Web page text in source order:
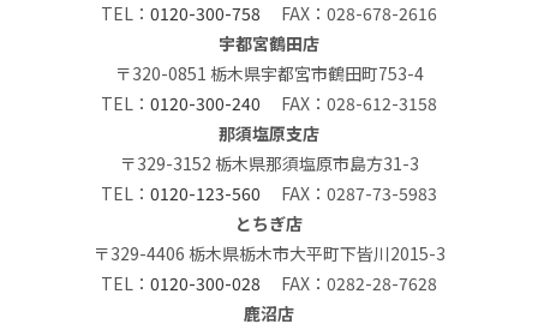
TEL： 0120-300-758 FAX：028-678-2616
宇都宮鶴田店
〒320-0851 栃木県宇都宮市鶴田町753-4
TEL： 0120-300-240 FAX：028-612-3158
那須塩原支店
〒329-3152 栃木県那須塩原市島方31-3
TEL： 0120-123-560 FAX：0287-73-5983
とちぎ店
〒329-4406 栃木県栃木市大平町下皆川2015-3
TEL： 0120-300-028 FAX：0282-28-7628
鹿沼店